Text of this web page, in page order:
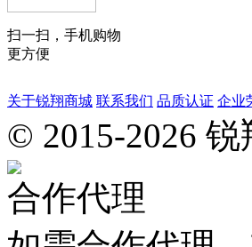
扫一扫，手机购物
更方便
关于锐翔商城 联系我们 品质认证 企业
安
县
城
南
工
业
© 2015-2026
合作代理